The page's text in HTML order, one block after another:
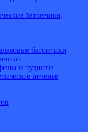
батончики,
батончики
и пудинги
печенье